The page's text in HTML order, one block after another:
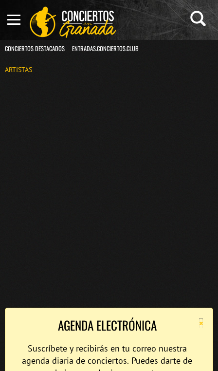
CONCIERTOS DESTACADOS ENTRADAS.CONCIERTOS.CLUB
ARTISTAS
×
AGENDA ELECTRÓNICA
Suscríbete y recibirás en tu correo nuestra
agenda diaria de conciertos. Puedes darte de